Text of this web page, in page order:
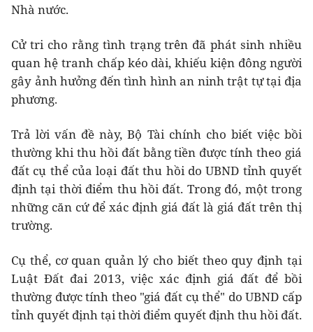
Nhà nước.
Cử tri cho rằng tình trạng trên đã phát sinh nhiều
quan hệ tranh chấp kéo dài, khiếu kiện đông người
gây ảnh hưởng đến tình hình an ninh trật tự tại địa
phương.
Trả lời vấn đề này, Bộ Tài chính cho biết việc bồi
thường khi thu hồi đất bằng tiền được tính theo giá
đất cụ thể của loại đất thu hồi do UBND tỉnh quyết
định tại thời điểm thu hồi đất. Trong đó, một trong
những căn cứ để xác định giá đất là giá đất trên thị
trường.
Cụ thể, cơ quan quản lý cho biết theo quy định tại
Luật Đất đai 2013, việc xác định giá đất để bồi
thường được tính theo "giá đất cụ thể" do UBND cấp
tỉnh quyết định tại thời điểm quyết định thu hồi đất.